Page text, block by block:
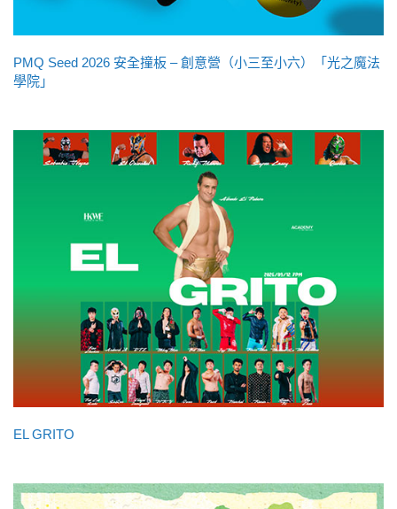
PMQ Seed 2026 安全撞板 – 創意營（小三至小六）「光之魔法
學院」
EL GRITO